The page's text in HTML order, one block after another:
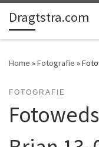
Ga naar inhoud
Dragtstra.com
Home »Fotografie »
FOTOGRAFIE